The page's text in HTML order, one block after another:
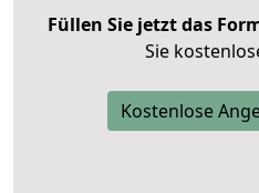
Füllen Sie jetzt das
Sie
Kostenlose